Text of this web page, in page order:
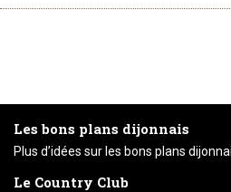
Les bons plans dijonnais
Plus d’idées sur les bons plans
Le Country Club